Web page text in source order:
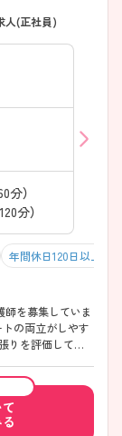
人(正社員)
分）
分）
年間休日120日以上
を募集していま
トの両立がしやす
りを評価してく